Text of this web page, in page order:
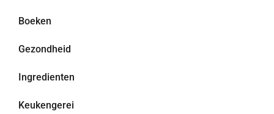
Boeken
Gezondheid
Ingredienten
Keukengerei